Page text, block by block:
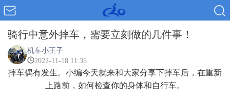
骑行中意外摔车，需要立刻做的几件事！
机车小王子
2022-11-18 11:35
摔车偶有发生。小编今天就来和大家分享下摔车后，在重新
上路前，如何检查你的身体和自行车。